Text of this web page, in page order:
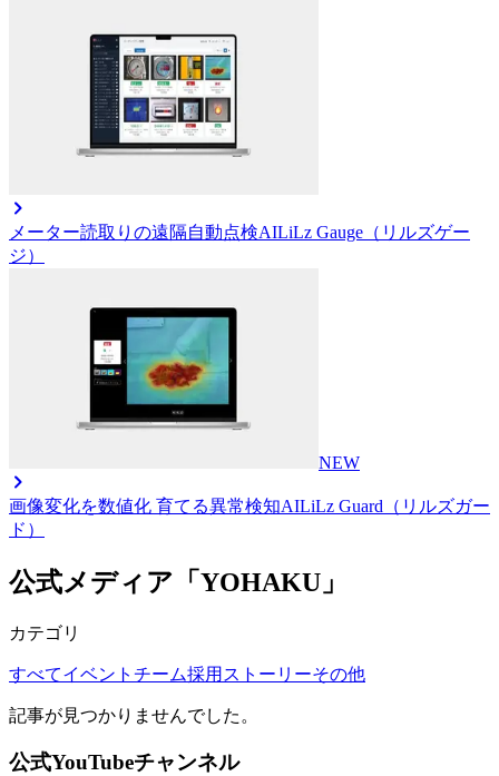
メーター読取りの遠隔自動点検AILiLz Gauge（リルズゲー
ジ）
NEW
画像変化を数値化 育てる異常検知AILiLz Guard（リルズガー
ド）
公式メディア「YOHAKU」
カテゴリ
すべてイベント チーム採用 ストーリーその他
記事が見つかりませんでした。
公式YouTubeチャンネル